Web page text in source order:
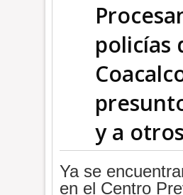
policías
y a
Ya se
en el Centro